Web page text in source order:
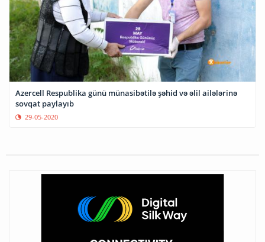
Azercell Respublika günü münasibətilə şəhid və əlil ailələrinə
sovqat paylayıb
29-05-2020